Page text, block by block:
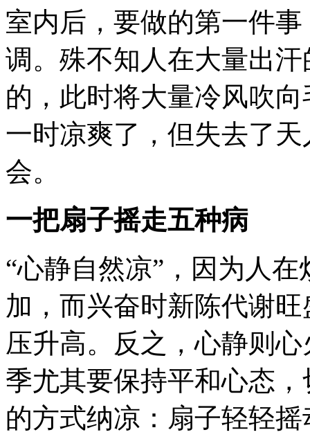
室内后，要做的第一件
调。殊不知人在大量出
的，此时将大量冷风吹
一时凉爽了，但失去了
会。
一把扇子摇走五种病
“心静自然凉”，因为人
加，而兴奋时新陈代谢
压升高。反之，心静则
季尤其要保持平和心态
的方式纳凉：扇子轻轻